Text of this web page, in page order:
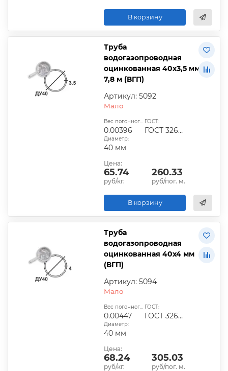
В корзину
Труба
водогазопроводная
оцинкованная 40х3,5 мм
7,8 м (ВГП)
Артикул: 5092
Мало
Вес погонного метра, т.:
0.00396
ГОСТ:
ГОСТ 3262-75
Диаметр:
40 мм
Цена:
65.74
руб/кг.
260.33
руб/пог. м.
В корзину
Труба
водогазопроводная
оцинкованная 40х4 мм
(ВГП)
Артикул: 5094
Мало
Вес погонного метра, т.:
0.00447
ГОСТ:
ГОСТ 3262-75
Диаметр:
40 мм
Цена:
68.24
руб/кг.
305.03
руб/пог. м.